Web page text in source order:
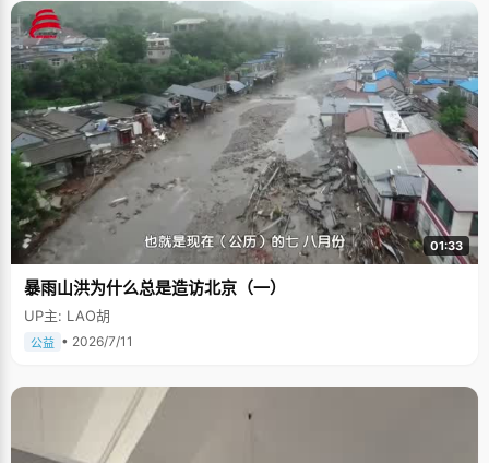
01:33
暴雨山洪为什么总是造访北京（一）
UP主: LAO胡
公益 • 2026/7/11